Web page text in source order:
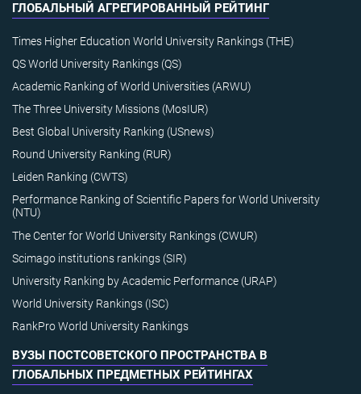
ГЛОБАЛЬНЫЙ АГРЕГИРОВАННЫЙ РЕЙТИНГ
Times Higher Education World University Rankings (THE)
QS World University Rankings (QS)
Academic Ranking of World Universities (ARWU)
The Three University Missions (MosIUR)
Best Global University Ranking (USnews)
Round University Ranking (RUR)
Leiden Ranking (CWTS)
Performance Ranking of Scientific Papers for World University
(NTU)
The Center for World University Rankings (CWUR)
Scimago institutions rankings (SIR)
University Ranking by Academic Performance (URAP)
World University Rankings (ISC)
RankPro World University Rankings
ВУЗЫ ПОСТСОВЕТСКОГО ПРОСТРАНСТВА В
ГЛОБАЛЬНЫХ ПРЕДМЕТНЫХ РЕЙТИНГАХ